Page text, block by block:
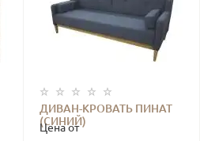
ДИВАН-КРОВАТЬ ПИНАТ
(СИНИЙ)
Цена от